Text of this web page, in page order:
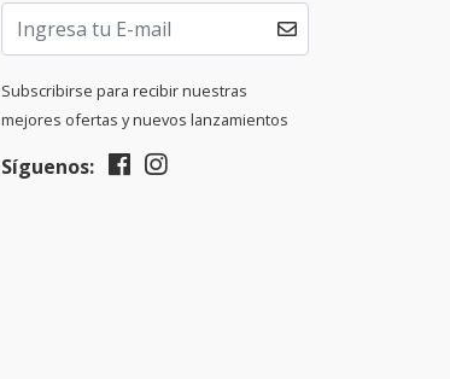
Subscribirse para recibir nuestras
mejores ofertas y nuevos lanzamientos
Síguenos: